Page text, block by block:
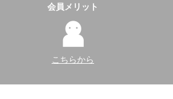
会員メリット
こちらから